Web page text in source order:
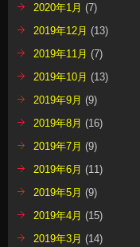
2020年1月 (7)
2019年12月 (13)
2019年11月 (7)
2019年10月 (13)
2019年9月 (9)
2019年8月 (16)
2019年7月 (9)
2019年6月 (11)
2019年5月 (9)
2019年4月 (15)
2019年3月 (14)